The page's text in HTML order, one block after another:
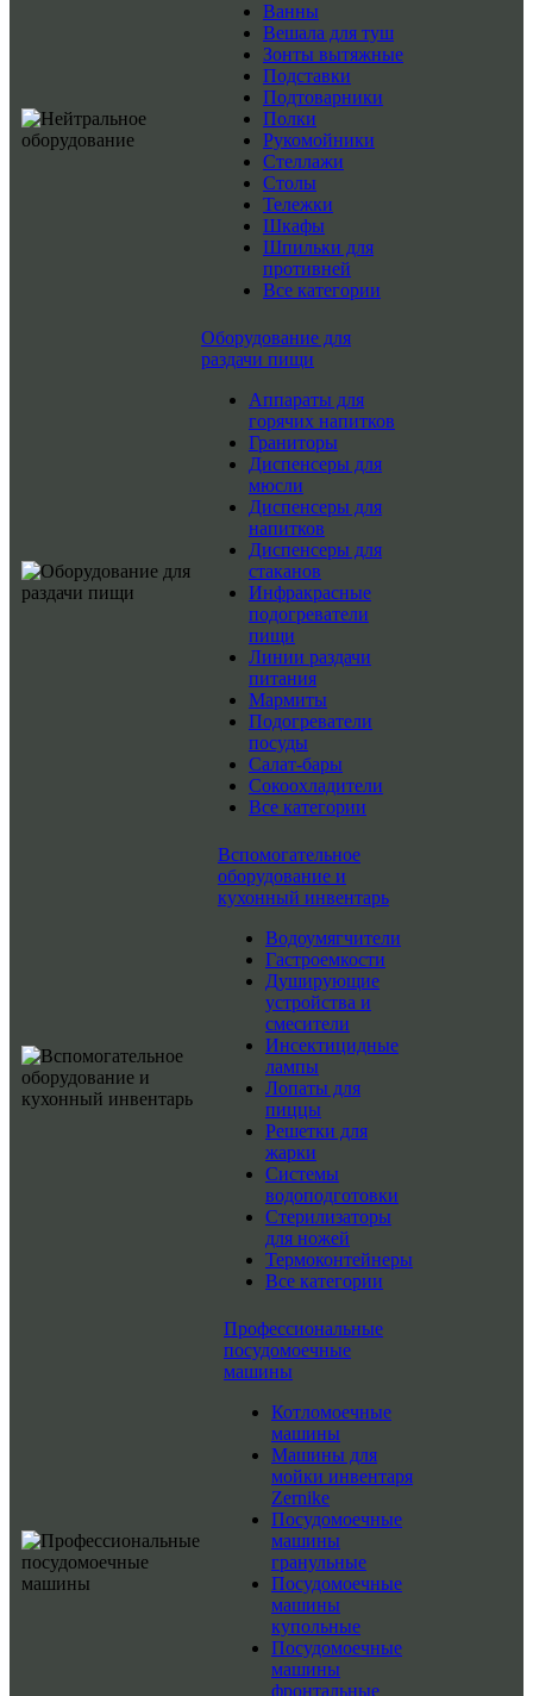
Ванны
Вешала для туш
Зонты вытяжные
Подставки
Подтоварники
Полки
Рукомойники
Стеллажи
Столы
Тележки
Шкафы
Шпильки для
противней
Все категории
Оборудование для
раздачи пищи
Аппараты для
горячих напитков
Граниторы
Диспенсеры для
мюсли
Диспенсеры для
напитков
Диспенсеры для
стаканов
Инфракрасные
подогреватели
пищи
Линии раздачи
питания
Мармиты
Подогреватели
посуды
Салат-бары
Сокоохладители
Все категории
Вспомогательное
оборудование и
кухонный инвентарь
Водоумягчители
Гастроемкости
Душирующие
устройства и
смесители
Инсектицидные
лампы
Лопаты для
пиццы
Решетки для
жарки
Системы
водоподготовки
Стерилизаторы
для ножей
Термоконтейнеры
Все категории
Профессиональные
посудомоечные
машины
Котломоечные
машины
Машины для
мойки инвентаря
Zernike
Посудомоечные
машины
гранульные
Посудомоечные
машины
купольные
Посудомоечные
машины
фронтальные